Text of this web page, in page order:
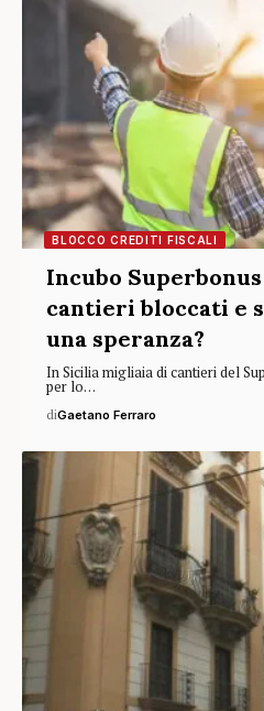
BLOCCO CREDITI FISCALI
Incubo
cantieri bloccati e
una speranza?
In Sicilia migliaia di cantieri del
per lo…
diGaetano Ferraro